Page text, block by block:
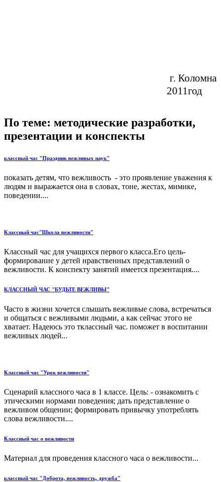
г. Коломна
2011год
По теме: методические разработки,
презентации и конспекты
классный час "Праздник вежливых наук"
показать детям, что вежливость - это проявление уважения к
людям и выражается она в словах, тоне, жестах, мимике,
поведении....
Классный час"Школа вежливости"
Классный час для учащихся первого класса.Его цель-
формирование у детей нравственных представлений о
вежливости. К конспекту занятий имеется презентация....
КЛАССНЫЙ ЧАС "БУДЬТЕ ВЕЖЛИВЫ"
Часто в жизни хочется слышать вежливые слова, встречаться
и общаться с вежливыми людьми, а как сейчас этого не
хватает. Надеюсь это тклассный час. поможет в воспитании
вежливых людей...
Классный час "Урок вежливости"
Сценарий классного часа в 1 классе. Цель: - ознакомить с
этическими нормами поведения; дать представление о
вежливом общении; формировать привычку употреблять
слова вежливости....
Классный час о вежливости
Материал для проведения классного часа о вежливости...
классный час "Доброта, вежливость, дружба"